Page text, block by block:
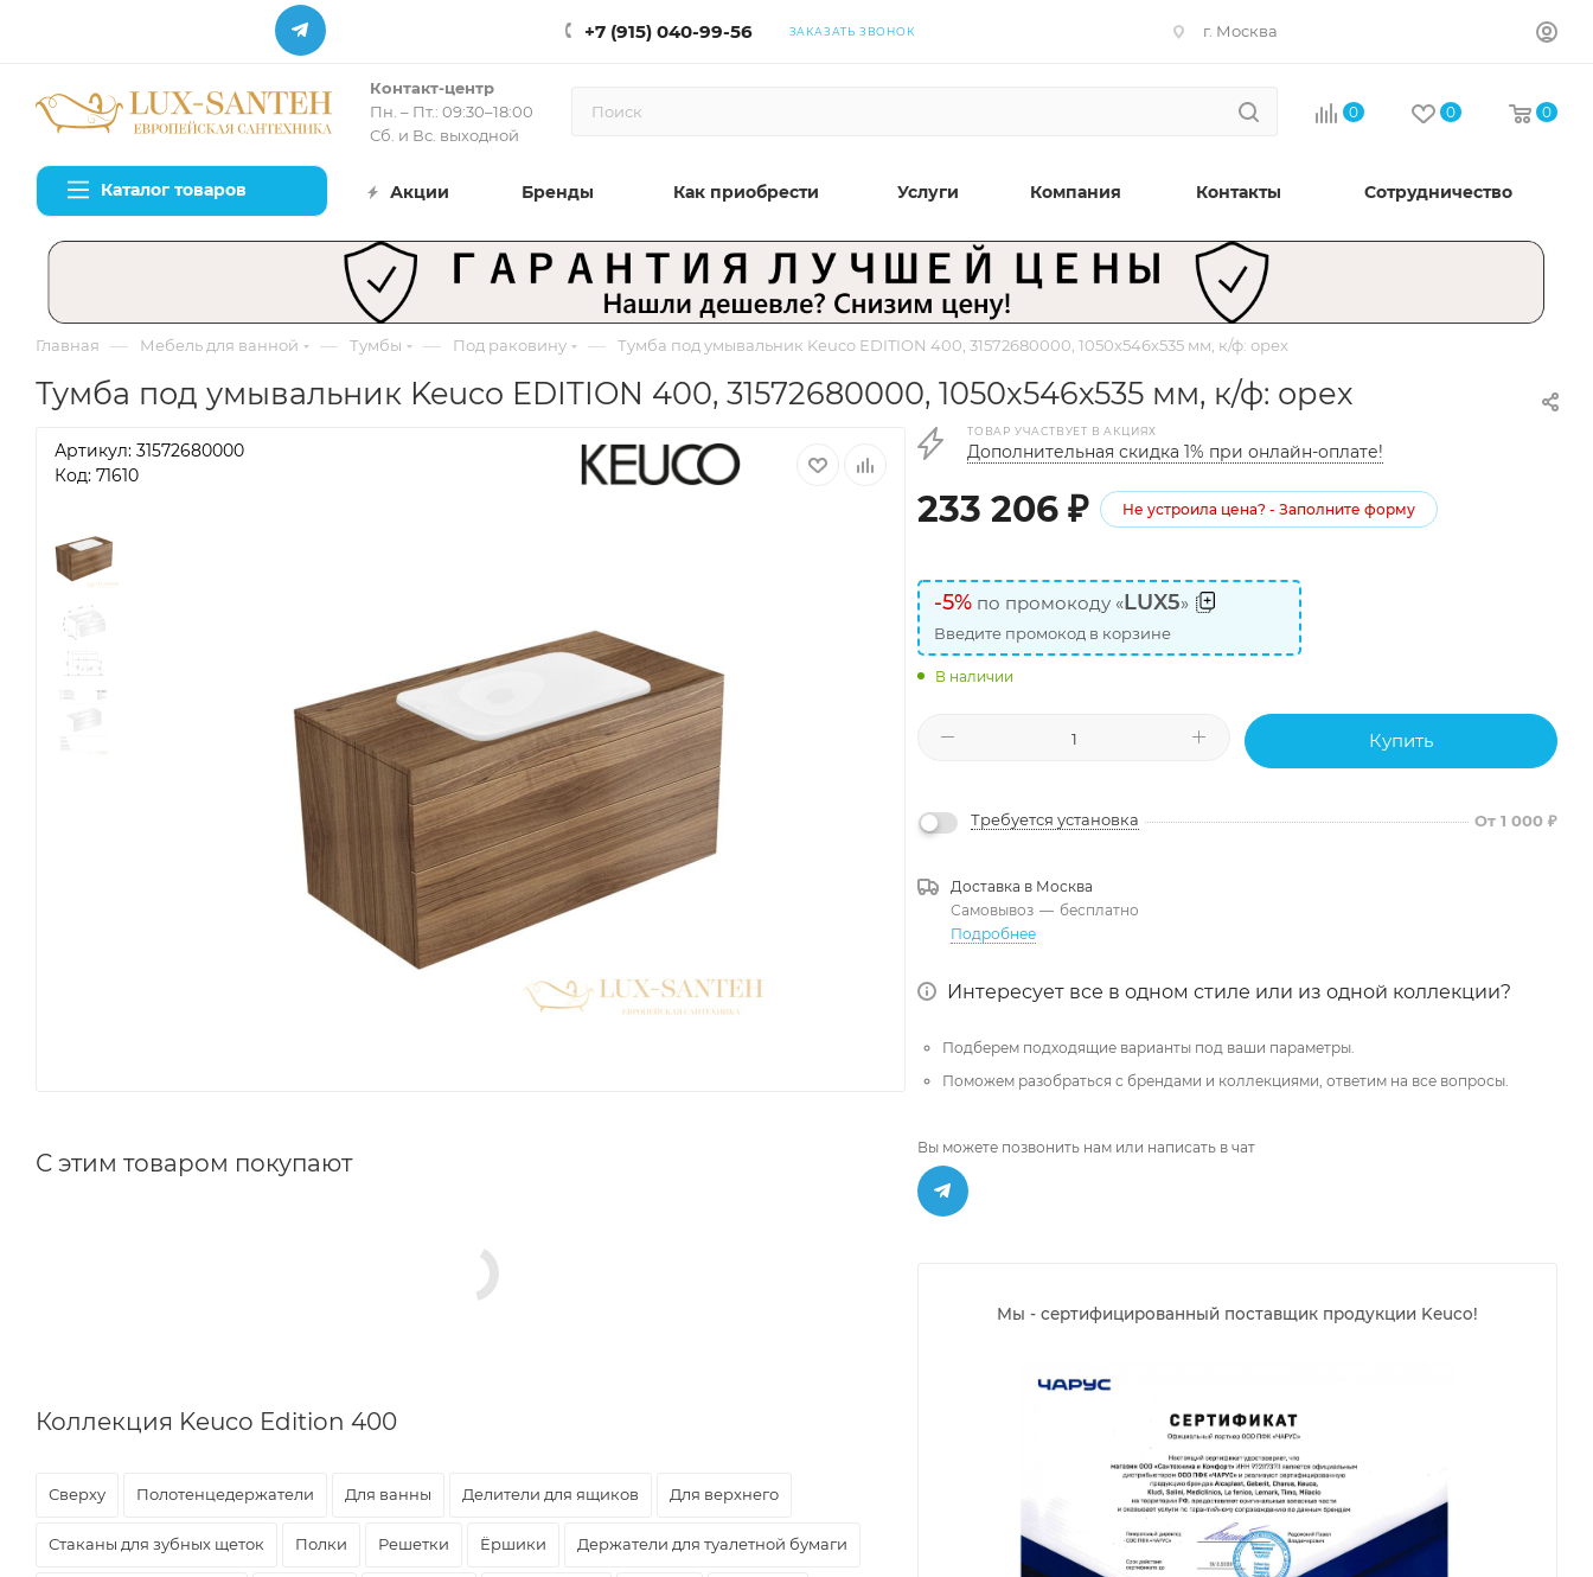
+7 (915) 040-99-56 ЗАКАЗАТЬ ЗВОНОК г. Москва
Контакт-центр
Пн. – Пт.: 09:30–18:00
Сб. и Вс. выходной
0 0 0
Каталог товаров Акции Бренды Как приобрести Услуги Компания Контакты Сотрудничество
Главная — Мебель для ванной — Тумбы — Под раковину — Тумба под умывальник Keuco EDITION 400, 31572680000, 1050x546х535 мм, к/ф: орех
Тумба под умывальник Keuco EDITION 400, 31572680000, 1050x546х535 мм, к/ф: орех
Артикул: 31572680000
Код: 71610
С этим товаром покупают
Коллекция Keuco Edition 400
Сверху Полотенцедержатели Для ванны Делители для ящиков Для верхнего
Стаканы для зубных щеток Полки Решетки Ёршики Держатели для туалетной бумаги
ТОВАР УЧАСТВУЕТ В АКЦИЯХ
Дополнительная скидка 1% при онлайн-оплате!
233 206 ₽ Не устроила цена? - Заполните форму
-5% по промокоду «LUX5»
Введите промокод в корзине
В наличии
Купить
Требуется установка От 1 000 ₽
Доставка в Москва
Самовывоз — бесплатно
Подробнее
Интересует все в одном стиле или из одной коллекции?
Подберем подходящие варианты под ваши параметры.
Поможем разобраться с брендами и коллекциями, ответим на все вопросы.
Вы можете позвонить нам или написать в чат
Мы - сертифицированный поставщик продукции Keuco!